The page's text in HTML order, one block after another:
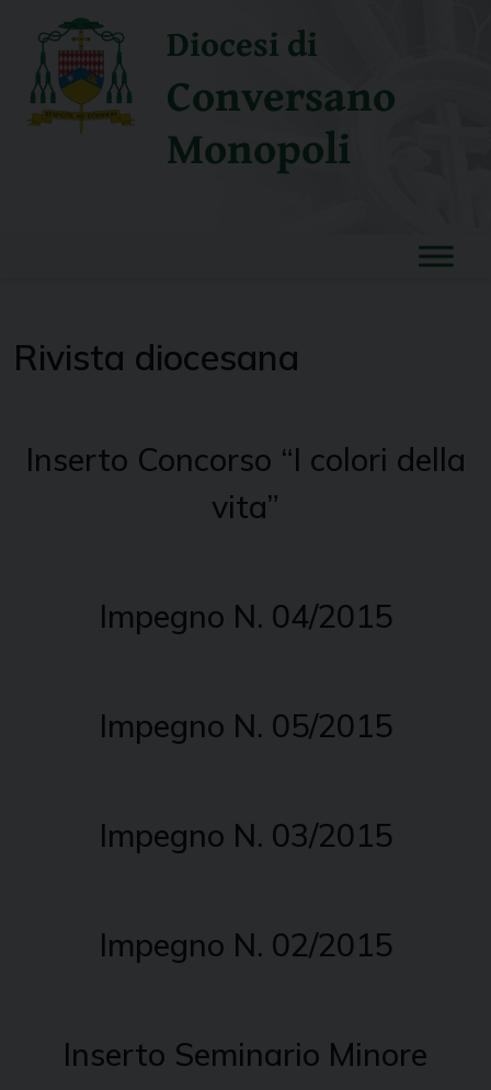
content
Diocesi di
Conversano
Monopoli
Rivista diocesana
Inserto Concorso “I colori della
vita”
Impegno N. 04/2015
Impegno N. 05/2015
Impegno N. 03/2015
Impegno N. 02/2015
Inserto Seminario Minore